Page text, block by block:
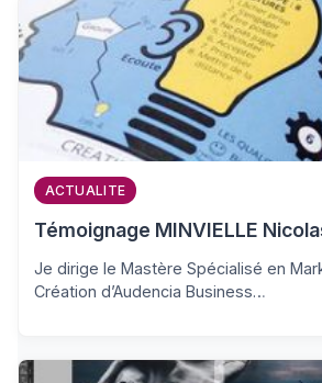
ACTUALITE
Témoignage MINVIELLE
Je dirige le Mastère Spécialisé en
Création d’Audencia Business…